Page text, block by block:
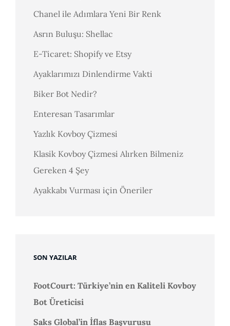
Chanel ile Adımlara Yeni Bir Renk
Asrın Buluşu: Shellac
E-Ticaret: Shopify ve Etsy
Ayaklarımızı Dinlendirme Vakti
Biker Bot Nedir?
Enteresan Tasarımlar
Yazlık Kovboy Çizmesi
Klasik Kovboy Çizmesi Alırken Bilmeniz
Gereken 4 Şey
Ayakkabı Vurması için Öneriler
SON YAZILAR
FootCourt: Türkiye’nin en Kaliteli Kovboy
Bot Üreticisi
Saks Global’in İflas Başvurusu